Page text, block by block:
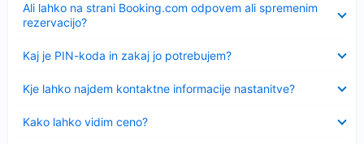
Ali lahko na strani Booking.com odpovem ali spremenim
rezervacijo?
Kaj je PIN-koda in zakaj jo potrebujem?
Kje lahko najdem kontaktne informacije nastanitve?
Kako lahko vidim ceno?